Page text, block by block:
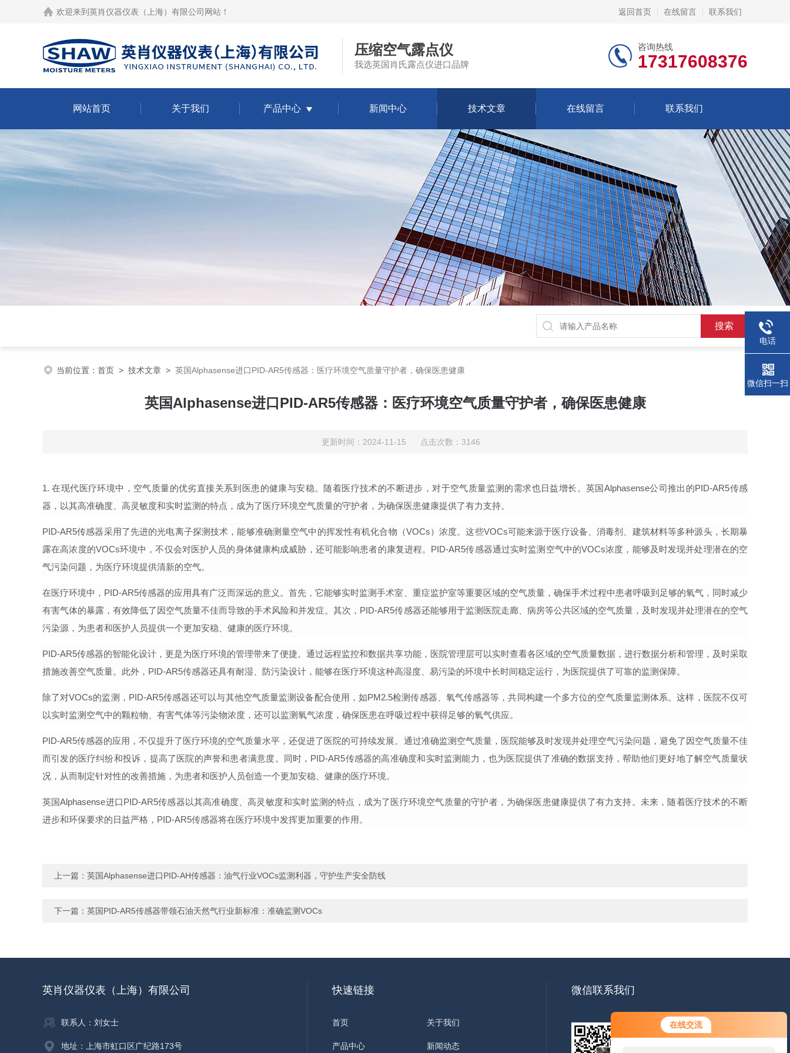
在线交流
欢迎来到 英肖仪器仪表（上海）有限公司网站 ！ 返回首页 在线留言 联系我们
压缩空气露点仪
我选英国肖氏露点仪进口品牌
咨询热线
17317608376
网站首页 关于我们 产品中心 新闻中心 技术文章 在线留言 联系我们
当前位置： 首页 > 技术文章 > 英国Alphasense进口PID-AR5传感器：医疗环境空气质量守护者，确保医患健康
英国Alphasense进口PID-AR5传感器：医疗环境空气质量守护者，确保医患健康
更新时间：2024-11-15 点击次数：3146
1.在现代医疗环境中，空气质量的优劣直接关系到医患的健康与安稳。随着医疗技术的不断进步，对于空气质量监测的需求也日益增长。英国Alphasense公司推出的PID-AR5传感
器，以其高准确度 、高灵敏度和实时监测的特点，成为了医疗环境空气质量的守护者，为确保医患健康提供了有力支持。
PID-AR5传感器采用了先进的光电离子探测技术，能够准确测量空气中的挥发性有机化合物（VOCs）浓度。这些VOCs可能来源于医疗设备、消毒剂、建筑材料等多种源头，长期暴
露在高浓度的VOCs环境中，不仅会对医护人员的身体健康构成威胁，还可能影响患者的康复进程。PID-AR5传感器通过实时监测空气中的VOCs浓度，能够及时发现并处理潜在的空
气污染问题，为医疗环境提供清新的空气。
在医疗环境中， PID-AR5传感器的应用具有广泛而深远的意义。首先，它能够实时监测手术室、重症监护室等重要区域的空气质量，确保手术过程中患者呼吸到足够的氧气，同时减少
有害气体的暴露，有效降低了因空气质量不佳而导致的手术风险和并发症。其次， PID-AR5传感器还能够用于监测医院走廊、病房等公共区域的空气质量，及时发现并处理潜在的空气
污染源，为患者和医护人员提供一个更加安稳 、健康的医疗环境。
PID-AR5传感器的智能化设计，更是为医疗环境的管理带来了便捷。通过远程监控和数据共享功能，医院管理层可以实时查看各区域的空气质量数据，进行数据分析和管理，及时采取
措施改善空气质量。此外，PID-AR5传感器还具有耐湿、防污染设计，能够在医疗环境这种高湿度、易污染的环境中长时间稳定运行，为医院提供了可靠的监测保障。
除了对VOCs的监测，PID-AR5传感器还可以与其他空气质量监测设备配合使用，如PM2.5检测传感器、氧气传感器等，共同构建一个多方位的空气质量监测体系。这样，医院不仅可
以实时监测空气中的颗粒物、有害气体等污染物浓度，还可以监测氧气浓度，确保医患在呼吸过程中获得足够的氧气供应。
PID-AR5传感器的应用，不仅提升了医疗环境的空气质量水平，还促进了医院的可持续发展。通过准确监测空气质量，医院能够及时发现并处理空气污染问题，避免了因空气质量不佳
而引发的医疗纠纷和投诉，提高了医院的声誉和患者满意度。同时， PID-AR5传感器的高准确度和实时监测能力，也为医院提供了准确的数据支持，帮助他们更好地了解空气质量状
况，从而制定针对性的改善措施，为患者和医护人员创造一个更加安稳 、健康的医疗环境。
英国Alphasense进口PID-AR5传感器以其高准确度、高灵敏度和实时监测的特点，成为了医疗环境空气质量的守护者，为确保医患健康提供了有力支持。未来，随着医疗技术的不断
进步和环保要求的日益严格， PID-AR5传感器将在医疗环境中发挥更加重要的作用。
上一篇： 英国Alphasense进口PID-AH传感器：油气行业VOCs监测利器，守护生产安全防线
下一篇： 英国PID-AR5传感器带领石油天然气行业新标准：准确监测VOCs
英肖仪器仪表（上海）有限公司
联系人：刘女士
地址：上海市虹口区广纪路173号
快速链接
首页 关于我们
产品中心 新闻动态
微信联系我们
电话
微信扫一扫